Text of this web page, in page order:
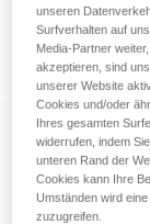
unseren
Surfverhalten auf
Media-Partner
akzeptieren, sind
unserer Website
Cookies und/oder
Ihres gesamten
widerrufen, indem
unteren Rand der
Cookies kann Ihre
Umständen wird
zuzugreifen.